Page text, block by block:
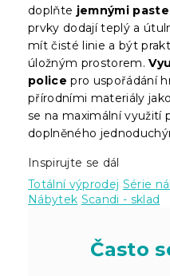
doplňte jemnými
prvky dodají teplý a
mít čisté linie a být
úložným prostorem.
police pro uspořádání
přírodními materiály
se na maximální využití
doplněného
Inspirujte se dál
Totální výprodej Série
Nábytek Scandi - sklad
Často